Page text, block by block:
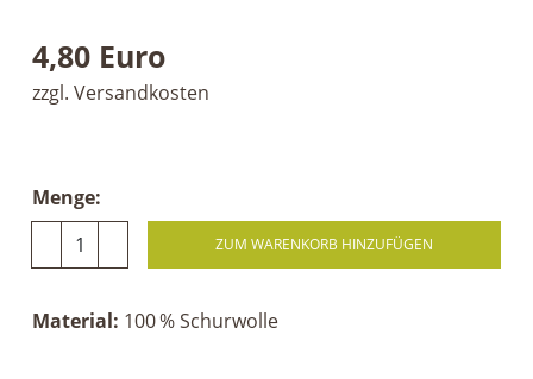
4,80 Euro
zzgl. Versandkosten
Menge:
ZUM WARENKORB HINZUFÜGEN
Material: 100 % Schurwolle